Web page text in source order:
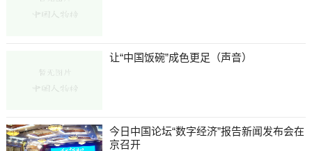
让“中国饭碗”成色更足（声音）
今日中国论坛“数字经济”报告新闻发布会在
京召开